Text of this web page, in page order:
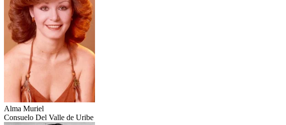
Alma Muriel
Consuelo Del Valle de Uribe